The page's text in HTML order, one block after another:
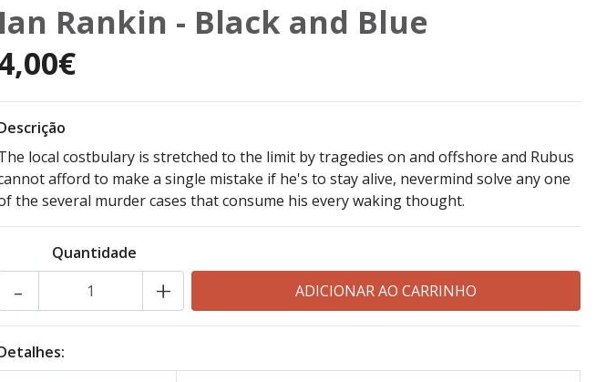
Ian Rankin - Black and Blue
local costbulary is stretched to the limit by tragedies on and offshore and Rubus
afford to make a single mistake if he's to stay alive, nevermind solve any one
the several murder cases that consume his every waking thought.
Quantidade
+
-